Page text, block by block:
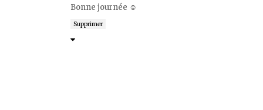
Bonne journée ☺
Supprimer